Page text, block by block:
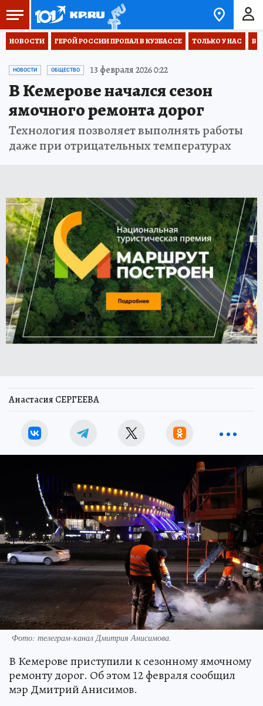
НОВОСТИ ГЕРОЙ РОССИИ ПРОПАЛ В КУЗБАССЕ ТОЛЬКО У НАС
НОВОСТИ ОБЩЕСТВО 13 февраля 2026 0:22
В Кемерове начался сезон
ямочного ремонта дорог
Технология позволяет выполнять работы
даже при отрицательных температурах
Анастасия СЕРГЕЕВА
Фото: телеграм-канал Дмитрия Анисимова.
В Кемерове приступили к сезонному ямочному
ремонту дорог. Об этом 12 февраля сообщил
мэр Дмитрий Анисимов.